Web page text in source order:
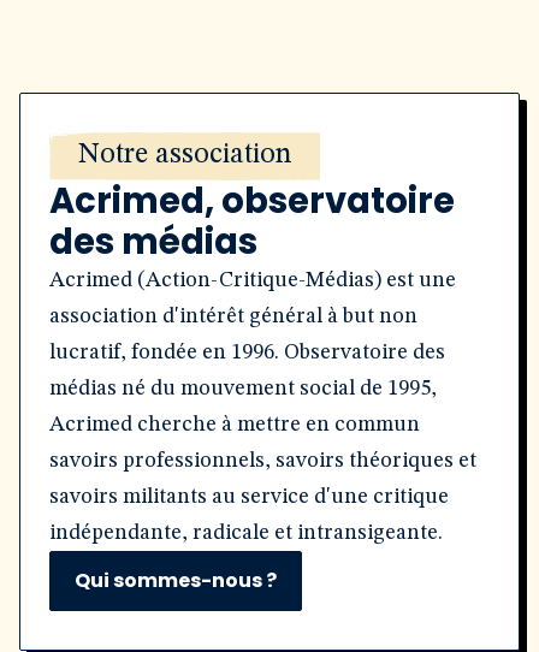
Notre association
Acrimed, observatoire
des médias
Acrimed (Action-Critique-Médias) est une
association d'intérêt général à but non
lucratif, fondée en 1996. Observatoire des
médias né du mouvement social de 1995,
Acrimed cherche à mettre en commun
savoirs professionnels, savoirs théoriques et
savoirs militants au service d'une critique
indépendante, radicale et intransigeante.
Qui sommes-nous ?